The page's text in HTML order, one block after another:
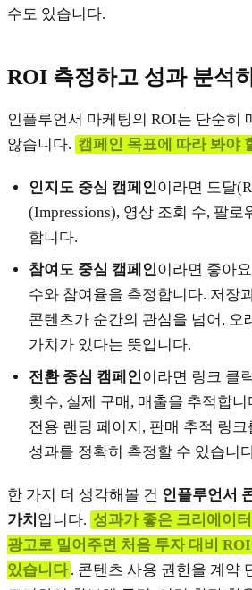
수도 있습니다.
ROI 측정하고 성과 분석
인플루언서 마케팅의 ROI는 단순히
않습니다. 캠페인 목표에 따라 봐야
인지도 중심 캠페인이라면 도달
(Impressions), 영상 조회 수, 팔
합니다.
참여도 중심 캠페인이라면 좋아
수와 참여율을 측정합니다. 저장
콘텐츠가 순간의 관심을 넘어, 오
가치가 있다는 뜻입니다.
전환 중심 캠페인이라면 링크 클
횟수, 실제 구매, 매출을 추적합
전용 랜딩 페이지, 판매 추적 링
성과를 정확히 측정할 수 있습니
한 가지 더 생각해볼 건 인플루언서
가치 입니다. 성과가 좋은 크리에이
광고로 밀어주면 처음 투자 대비
있습니다 . 콘텐츠 사용 권한을 계약